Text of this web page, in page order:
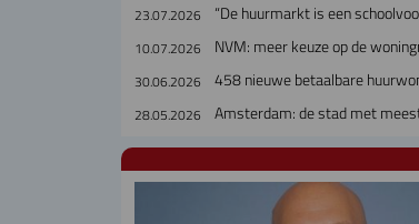
23.07.2026 “De huurmarkt is een
10.07.2026 NVM: meer keuze op de
30.06.2026 458 nieuwe betaalbare
28.05.2026 Amsterdam: de stad met